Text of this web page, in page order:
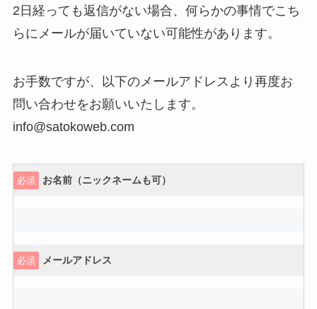
2日経っても返信がない場合、何らかの事情でこち
らにメールが届いていない可能性があります。
お手数ですが、以下のメールアドレスより再度お
問い合わせをお願いいたします。
info@satokoweb.com
必須 お名前（ニックネームも可）
必須 メールアドレス